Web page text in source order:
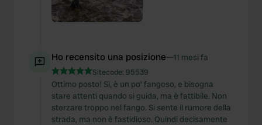
Ho recensito una posizione—11 mesi fa
Sitecode: 95539
Ottimo posto! Sì, è un po' fangoso, e bisogna
stare attenti quando si guida, ma è fattibile. Non
sterzare troppo nel fango. Si sente il rumore della
strada, ma non è fastidioso. Quindi decisamente